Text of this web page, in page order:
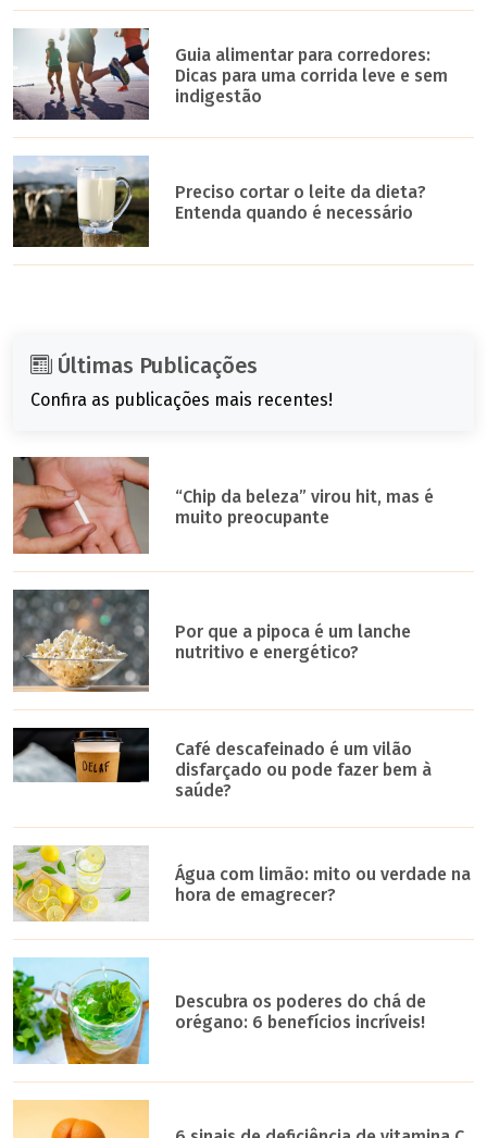
Guia alimentar para corredores:
Dicas para uma corrida leve e sem
indigestão
Preciso cortar o leite da dieta?
Entenda quando é necessário
Últimas Publicações
Confira as publicações mais recentes!
“Chip da beleza” virou hit, mas é
muito preocupante
Por que a pipoca é um lanche
nutritivo e energético?
Café descafeinado é um vilão
disfarçado ou pode fazer bem à
saúde?
Água com limão: mito ou verdade na
hora de emagrecer?
Descubra os poderes do chá de
orégano: 6 benefícios incríveis!